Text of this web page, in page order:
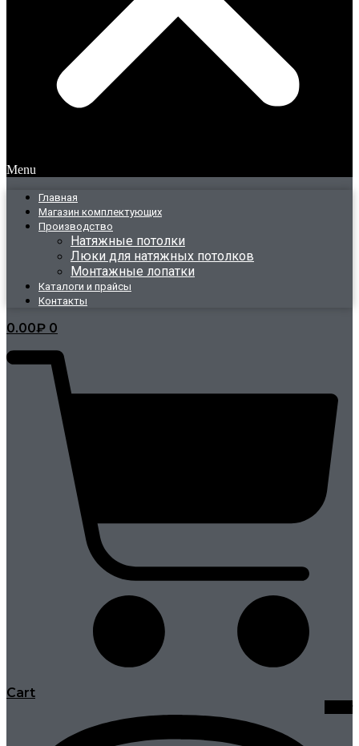
Menu
Главная
Магазин комплектующих
Производство
Натяжные потолки
Люки для натяжных потолков
Монтажные лопатки
Каталоги и прайсы
Контакты
0.00₽ 0
Cart